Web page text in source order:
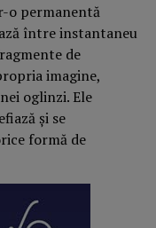
o permanentă
între instantaneu
de
imagine,
oglinzi. Ele
și se
formă de